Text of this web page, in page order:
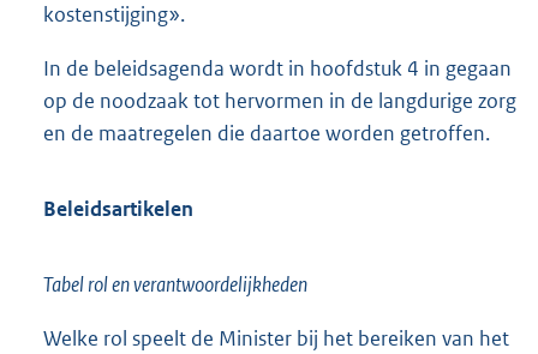
kostenstijging».
In de beleidsagenda wordt in hoofdstuk 4 in gegaan
op de noodzaak tot hervormen in de langdurige zorg
en de maatregelen die daartoe worden getroffen.
Beleidsartikelen
Tabel rol en verantwoordelijkheden
Welke rol speelt de Minister bij het bereiken van het